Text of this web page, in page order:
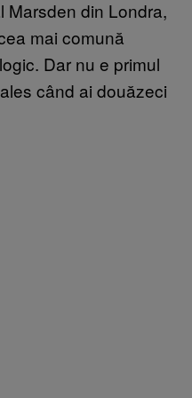
Marsden din Londra,
mai comună
Dar nu e primul
când ai douăzeci